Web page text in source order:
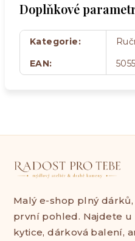
Doplňkové
Kategorie:
EAN:
Malý e-shop plný
první pohled. Najdete u
kytice, dárková balení,